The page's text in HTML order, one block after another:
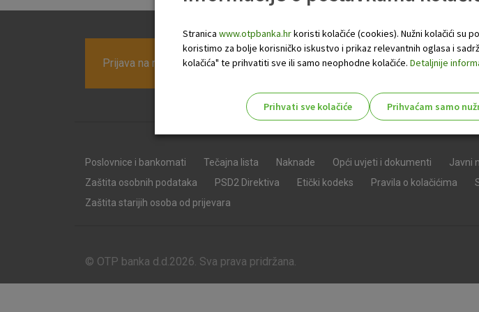
Prijava na newsletter OTP banke
Poslovnice i bankomati Tečajna lista Naknade Opći uvjeti i dokumenti Javni
Zaštita osobnih podataka
PSD2 Direktiva Etički kodeks Pravila o kolačićima
Zaštita starijih osoba od prijevara
© OTP banka d.d.2026. Sva prava pridržana.
Stranica www.otpbanka.hrkoristi kolačiće (cookies). Nužni kolačići su
koristimo za bolje korisničko iskustvo i prikaz relevantnih oglasa i
kolačića" te prihvatiti sve ili samo neophodne kolačiće. Detaljnije
Prihvati sve kolačiće Prihvaćam samo
njima, ali u